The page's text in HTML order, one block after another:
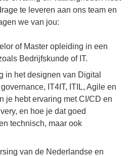
te leveren aan ons team en
we van jou:
of Master opleiding in een
Bedrijfskunde of IT.
in het designen van Digital
IT4IT, ITIL, Agile en
je hebt ervaring met CI/CD en
en hoe je dat goed
technisch, maar ook
van de Nederlandse en